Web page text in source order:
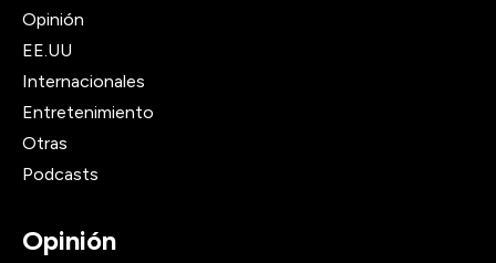
Opinión
EE.UU
Internacionales
Entretenimiento
Otras
Podcasts
Opinión